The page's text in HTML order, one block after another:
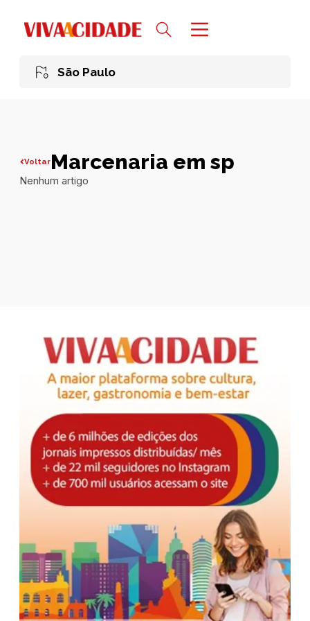
São Paulo
VoltarMarcenaria em sp
Nenhum artigo